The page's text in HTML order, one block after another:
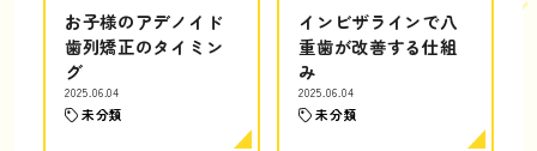
お子様のアデノイド
歯列矯正のタイミン
グ
2025.06.04
未分類
インビザラインで八
重歯が改善する仕組
み
2025.06.04
未分類